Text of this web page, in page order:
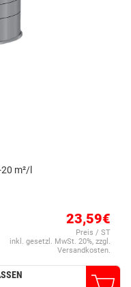
m²/l
23,59€
Preis / ST
inkl. gesetzl. MwSt. 20%, zzgl.
Versandkosten.